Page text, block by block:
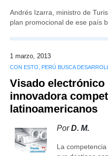
Andrés Izarra, ministro de
plan promocional de ese país
1 marzo, 2013
CON ESTO, PERÚ BUSCA
Visado electrónico
innovadora
latinoamericanos
PorD. M.
La